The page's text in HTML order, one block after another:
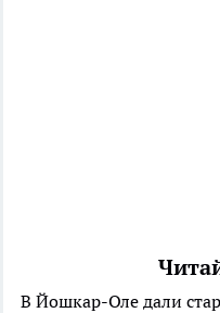
В Йошкар-Оле дали